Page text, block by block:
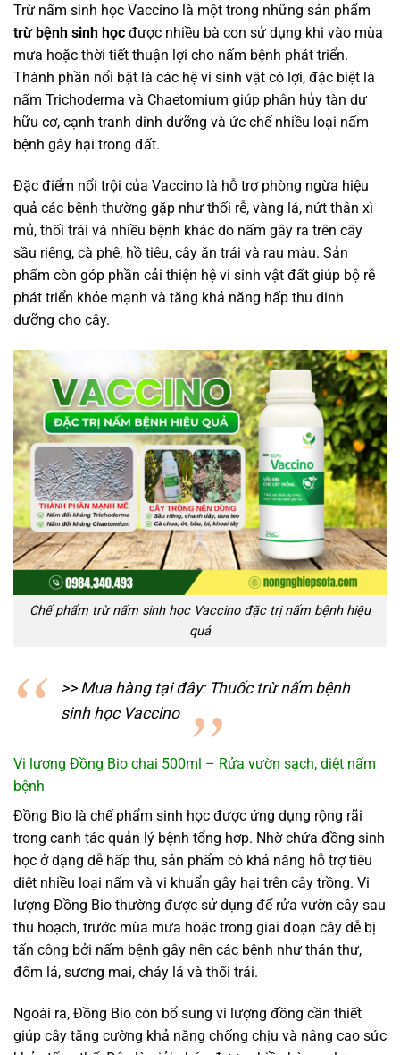
Trừ nấm sinh học Vaccino là một trong những sản phẩm
trừ bệnh sinh học được nhiều bà con sử dụng khi vào mùa
mưa hoặc thời tiết thuận lợi cho nấm bệnh phát triển.
Thành phần nổi bật là các hệ vi sinh vật có lợi, đặc biệt là
nấm Trichoderma và Chaetomium giúp phân hủy tàn dư
hữu cơ, cạnh tranh dinh dưỡng và ức chế nhiều loại nấm
bệnh gây hại trong đất.
Đặc điểm nổi trội của Vaccino là hỗ trợ phòng ngừa hiệu
quả các bệnh thường gặp như thối rễ, vàng lá, nứt thân xì
mủ, thối trái và nhiều bệnh khác do nấm gây ra trên cây
sầu riêng, cà phê, hồ tiêu, cây ăn trái và rau màu. Sản
phẩm còn góp phần cải thiện hệ vi sinh vật đất giúp bộ rễ
phát triển khỏe mạnh và tăng khả năng hấp thu dinh
dưỡng cho cây.
Chế phẩm trừ nấm sinh học Vaccino đặc trị nấm bệnh hiệu
quả
>> Mua hàng tại đây: Thuốc trừ nấm bệnh
sinh học Vaccino
Vi lượng Đồng Bio chai 500ml – Rửa vườn sạch, diệt nấm
bệnh
Đồng Bio là chế phẩm sinh học được ứng dụng rộng rãi
trong canh tác quản lý bệnh tổng hợp. Nhờ chứa đồng sinh
học ở dạng dễ hấp thu, sản phẩm có khả năng hỗ trợ tiêu
diệt nhiều loại nấm và vi khuẩn gây hại trên cây trồng. Vi
lượng Đồng Bio thường được sử dụng để rửa vườn cây sau
thu hoạch, trước mùa mưa hoặc trong giai đoạn cây dễ bị
tấn công bởi nấm bệnh gây nên các bệnh như thán thư,
đốm lá, sương mai, cháy lá và thối trái.
Ngoài ra, Đồng Bio còn bổ sung vi lượng đồng cần thiết
giúp cây tăng cường khả năng chống chịu và nâng cao sức